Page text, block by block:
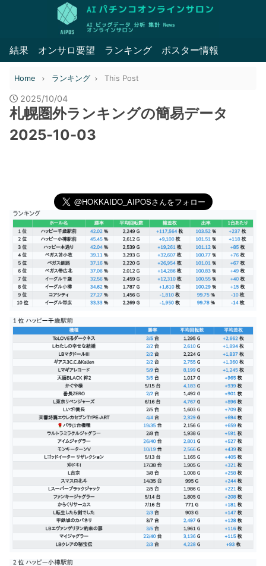
結果 オンサロ要望 ランキング ポスター情報
Home ランキング This Post
2025/10/04
札幌圏外ランキングの簡易データ
2025-10-03